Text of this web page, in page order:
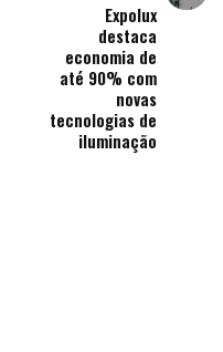
Expolux
destaca
economia de
até 90% com
novas
tecnologias de
iluminação